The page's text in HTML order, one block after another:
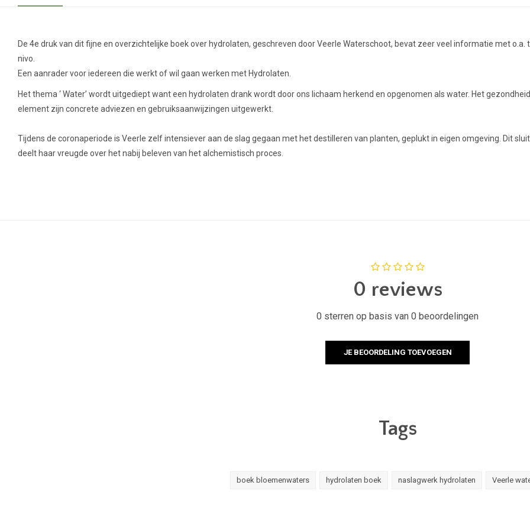
De 4e druk van dit fijne en overzichtelijke boek over hydrolaten, geschreven door Veerle Waterschoot, bevat zeer veel informatie met
nivo.
Een aanrader voor iedereen die werkt of wil gaan werken met Hydrolaten.
Het thema ‘ Water’ wordt uitgediept want een hydrolaten drank wordt door ons lichaam herkend en opgenomen als water. Het
element zijn concrete adviezen en gebruiksaanwijzingen uitgewerkt.
Tijdens de coronaperiode is Veerle zelf intensiever aan de slag gegaan met het destilleren van planten, geplukt in eigen omgeving. Dit
deelt haar vreugde over het nabij beleven van het alchemistisch proces.
0 reviews
0 sterren op basis van 0 beoordelingen
JE BEOORDELING TOEVOEGEN
Tags
boek bloemenwaters hydrolaten boek naslagwerk hydrolaten Veerle